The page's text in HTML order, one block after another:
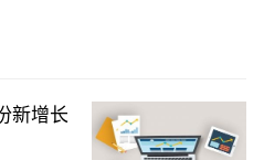
新增长